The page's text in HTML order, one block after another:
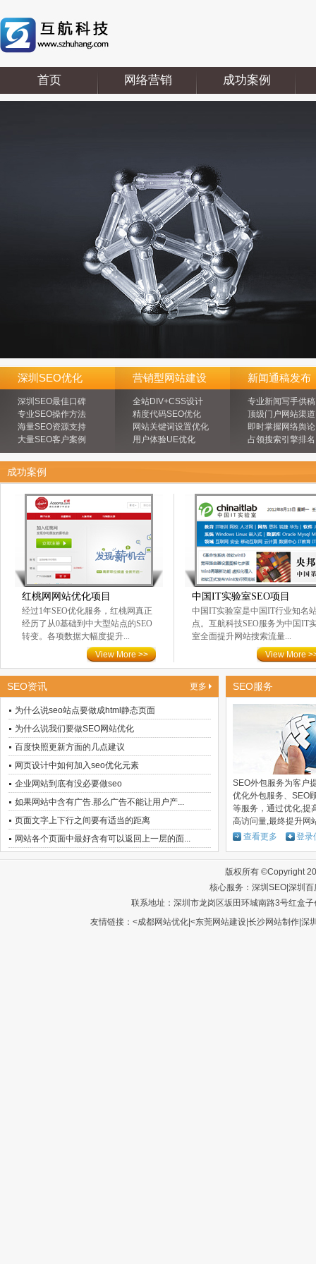
首页 网络营销 成功案例
深圳SEO优化
深圳SEO最佳口碑
专业SEO操作方法
海量SEO资源支持
大量SEO客户案例
营销型网站建设
全站DIV+CSS设计
精度代码SEO优化
网站关键词设置优化
用户体验UE优化
新闻通稿发布
专业新闻写手供稿
顶级门户网站渠道
即时掌握网络舆论
占领搜索引擎排名
成功案例
红桃网网站优化项目
经过1年SEO优化服务，红桃网真正
经历了从0基础到中大型站点的SEO
转变。各项数据大幅度提升...
View More >>
中国IT实验室SEO项目
中国IT实验室是中国IT行业知名
点。互航科技SEO服务为中国IT
室全面提升网站搜索流量...
View More
更多
SEO资讯
为什么说seo站点要做成html静态页面
为什么说我们要做SEO网站优化
百度快照更新方面的几点建议
网页设计中如何加入seo优化元素
企业网站到底有没必要做seo
如果网站中含有广告.那么广告不能让用户产...
页面文字上下行之间要有适当的距离
网站各个页面中最好含有可以返回上一层的面...
SEO服务
SEO外包服务为客户
优化外包服务、SEO
等服务，通过优化,提
高访问量,最终提升网
查看更多
登录
版权所有 ©Copyright
核心服务： 深圳SEO 深圳百
联系地址：深圳市龙岗区坂田环城南路3号红盒
友情链接：<成都网站优化|<东莞网站建设|长沙网站制作| 深